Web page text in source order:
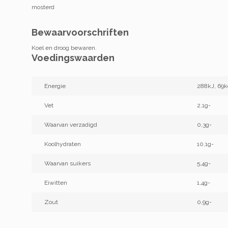
mosterd
Bewaarvoorschriften
Koel en droog bewaren.
Voedingswaarden
Energie 288kJ,
Vet 2,1g-
Waarvan verzadigd 0,3g-
Koolhydraten 10,1g-
Waarvan suikers 5,4g-
Eiwitten 1,4g-
Zout 0,9g-